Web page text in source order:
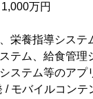
万円
栄養指導システ
テム、給食管理
ステム等のアプ
/ モバイルコンテ